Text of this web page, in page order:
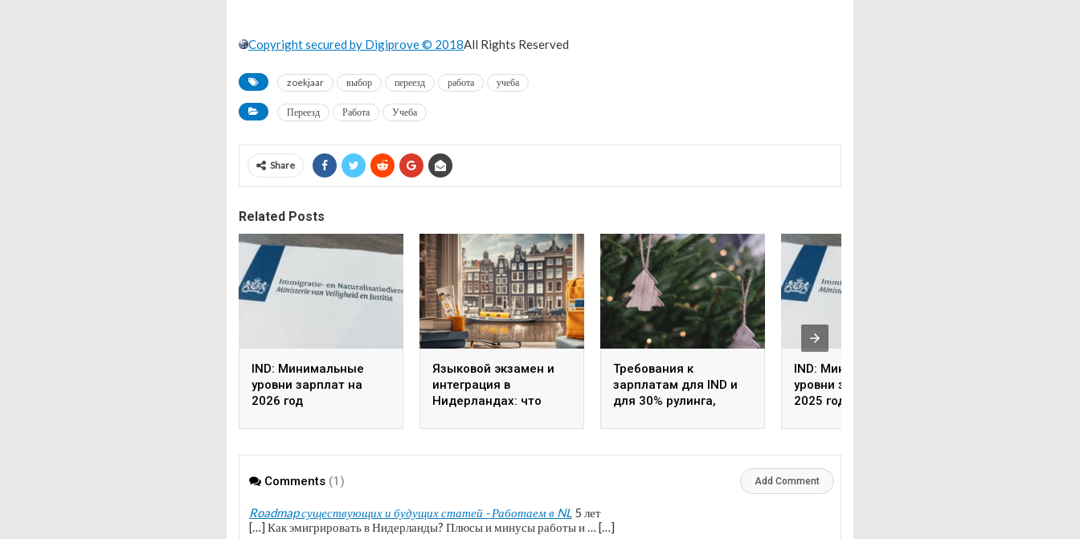
Copyright secured by Digiprove © 2018All Rights Reserved
zoekjaar выбор переезд работа учеба
Переезд Работа Учеба
Share
Related Posts
IND: Минимальные
уровни зарплат на
2026 год
Языковой экзамен и
интеграция в
Нидерландах: что
году
Требования к
зарплатам для IND и
для 30% рулинга,
IND: Минимальные
уровни зарплат на
2025 год
Comments (1) Add Comment
Roadmap существующих и будущих статей - Работаем в NL 5 лет
[…] Как эмигрировать в Нидерланды? Плюсы и минусы работы и … […]